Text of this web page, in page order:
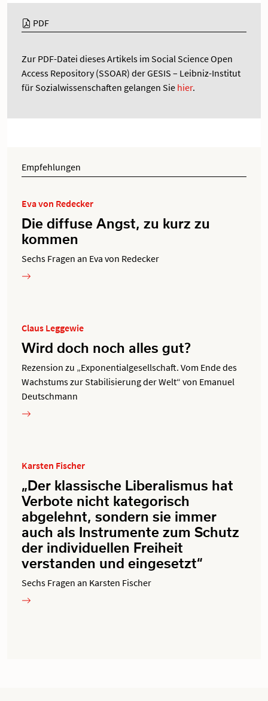
PDF
Zur PDF-Datei dieses Artikels im Social Science Open
Access Repository (SSOAR) der GESIS – Leibniz-Institut
für Sozialwissenschaften gelangen Sie hier.
Empfehlungen
Eva von Redecker
Die diffuse Angst, zu kurz zu
kommen
Sechs Fragen an Eva von Redecker
Claus Leggewie
Wird doch noch alles gut?
Rezension zu „Exponentialgesellschaft. Vom Ende des
Wachstums zur Stabilisierung der Welt“ von Emanuel
Deutschmann
Karsten Fischer
„Der klassische Liberalismus hat
Verbote nicht kategorisch
abgelehnt, sondern sie immer
auch als Instrumente zum Schutz
der individuellen Freiheit
verstanden und eingesetzt“
Sechs Fragen an Karsten Fischer